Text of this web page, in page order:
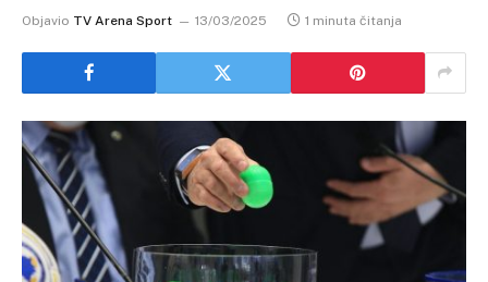
Objavio TV Arena Sport 13/03/2025 1 minuta čitanja